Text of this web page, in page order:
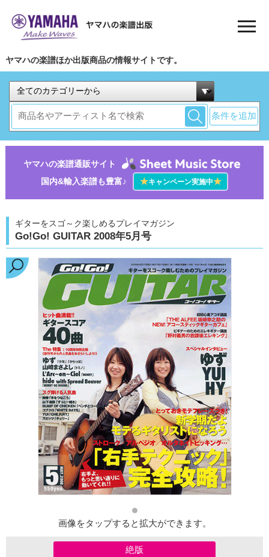
ヤマハの楽譜ほか出版商品の情報サイトです。
条件を追加
ヤマハの楽譜通販サイト
国内&輸入楽譜も豊富♪
★キャンペーン実施中★
ギターをスゴ～ク楽しめるプレイマガジン
Go!Go! GUITAR 2008年5月号
画像をタップすると拡大ができます。
絶版